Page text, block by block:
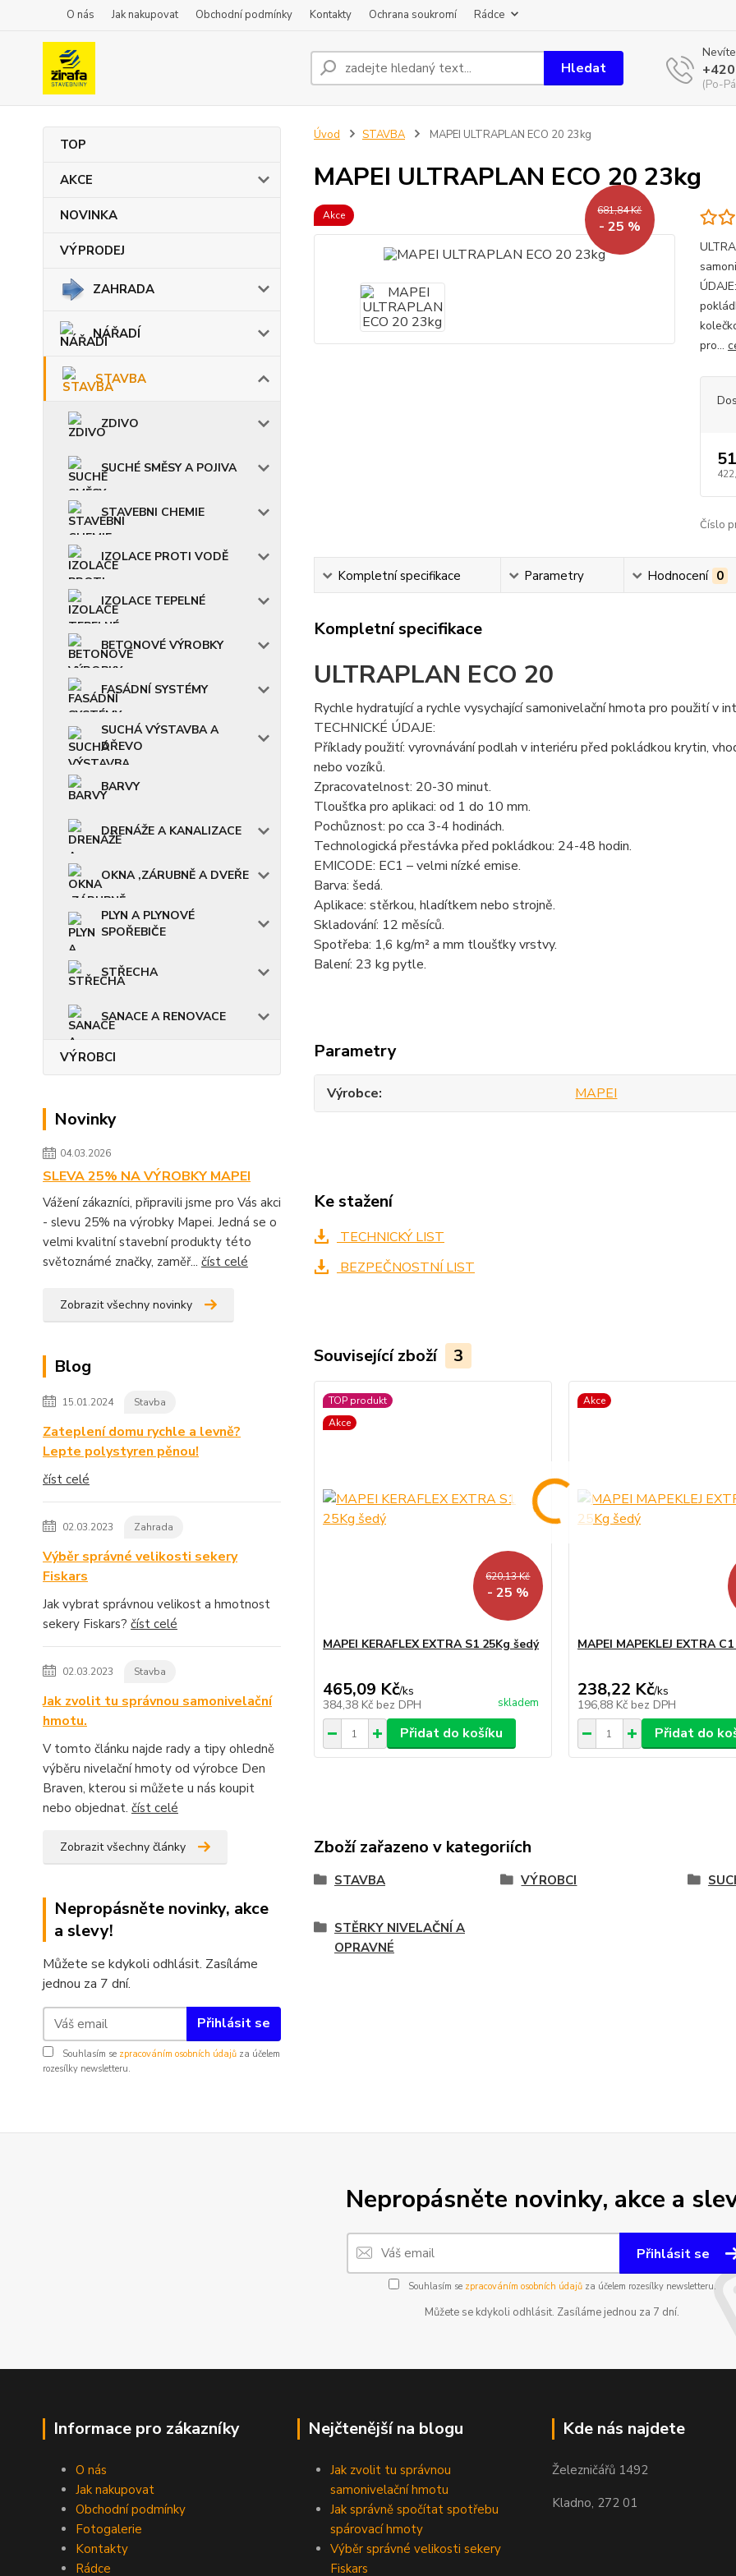
O nás Jak nakupovat Obchodní podmínky Kontakty Ochrana soukromí Rádce
Hledat
(Po-
TOP
AKCE
NOVINKA
VÝPRODEJ
ZAHRADA
NÁŘADÍ
STAVBA
ZDIVO
SUCHÉ SMĚSY A POJIVA
STAVEBNI CHEMIE
IZOLACE PROTI VODĚ
IZOLACE TEPELNÉ
BETONOVÉ VÝROBKY
FASÁDNÍ SYSTÉMY
SUCHÁ VÝSTAVBA A
DŘEVO
BARVY
DRENÁŽE A KANALIZACE
OKNA ,ZÁRUBNĚ A DVEŘE
PLYN A PLYNOVÉ
SPOŘEBIČE
STŘECHA
SANACE A RENOVACE
VÝROBCI
Novinky
04.03.2026
SLEVA 25% NA VÝROBKY MAPEI
Vážení zákazníci, připravili jsme pro Vás akci
- slevu 25% na výrobky Mapei. Jedná se o
velmi kvalitní stavební produkty této
světoznámé značky, zaměř... číst celé
Zobrazit všechny novinky
Blog
15.01.2024 Stavba
Zateplení domu rychle a levně?
Lepte polystyren pěnou!
číst celé
02.03.2023 Zahrada
Výběr správné velikosti sekery
Fiskars
Jak vybrat správnou velikost a hmotnost
sekery Fiskars? číst celé
02.03.2023 Stavba
Jak zvolit tu správnou samonivelační
hmotu.
V tomto článku najde rady a tipy ohledně
výběru nivelační hmoty od výrobce Den
Braven, kterou si můžete u nás koupit
nebo objednat. číst celé
Zobrazit všechny články
Nepropásněte novinky, akce
a slevy!
Můžete se kdykoli odhlásit. Zasíláme
jednou za 7 dní.
Přihlásit se
Souhlasím se zpracováním osobních údajů za účelem
rozesílky newsletteru.
Úvod STAVBA MAPEI ULTRAPLAN ECO 20 23kg
MAPEI ULTRAPLAN ECO 20 23kg
Akce 681,84 Kč
- 25 %
pro...
Číslo
Kompletní specifikace Parametry Hodnocení 0
Kompletní specifikace
ULTRAPLAN ECO 20
Rychle hydratující a rychle vysychající samonivelační hmota pro použití v
TECHNICKÉ ÚDAJE:
Příklady použití: vyrovnávání podlah v interiéru před pokládkou krytin,
nebo vozíků.
Zpracovatelnost: 20-30 minut.
Tloušťka pro aplikaci: od 1 do 10 mm.
Pochůznost: po cca 3-4 hodinách.
Technologická přestávka před pokládkou: 24-48 hodin.
EMICODE: EC1 – velmi nízké emise.
Barva: šedá.
Aplikace: stěrkou, hladítkem nebo strojně.
Skladování: 12 měsíců.
Spotřeba: 1,6 kg/m² a mm tloušťky vrstvy.
Balení: 23 kg pytle.
Parametry
Výrobce MAPEI
Ke stažení
TECHNICKÝ LIST
BEZPEČNOSTNÍ LIST
Související zboží 3
TOP produkt
Akce
620,13 Kč
- 25 %
MAPEI KERAFLEX EXTRA S1 25Kg šedý
465,09 Kč/ks
384,38 Kč bez DPH skladem
Přidat do košíku
Akce
MAPEI MAPEKLEJ EXTRA
238,22 Kč/ks
196,88 Kč bez DPH
Přidat do
Zboží zařazeno v kategoriích
STAVBA VÝROBCI
STĚRKY NIVELAČNÍ A
OPRAVNÉ
Nepropásněte novinky, akce a
Přihlásit se
Souhlasím se zpracováním osobních údajůza účelem rozesílky newsletteru.
Můžete se kdykoli odhlásit. Zasíláme jednou za 7 dní.
Informace pro zákazníky
O nás
Jak nakupovat
Obchodní podmínky
Fotogalerie
Kontakty
Rádce
Nejčtenější na blogu
Jak zvolit tu správnou
samonivelační hmotu
Jak správně spočítat spotřebu
spárovací hmoty
Výběr správné velikosti sekery
Fiskars
Kde nás najdete
Železničářů 1492
Kladno, 272 01